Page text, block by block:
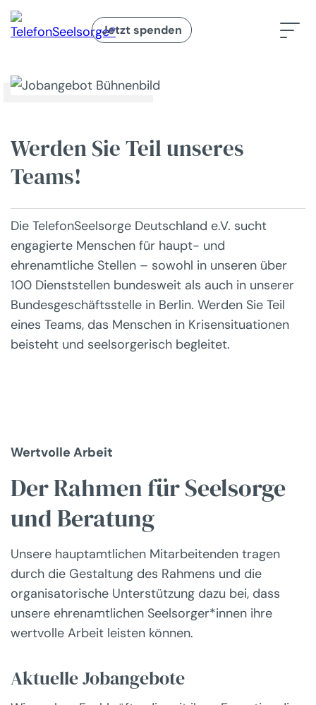
Jetzt spenden
Werden Sie Teil unseres
Teams!
Die TelefonSeelsorge Deutschland e.V. sucht
engagierte Menschen für haupt- und
ehrenamtliche Stellen – sowohl in unseren über
100 Dienststellen bundesweit als auch in unserer
Bundesgeschäftsstelle in Berlin. Werden Sie Teil
eines Teams, das Menschen in Krisensituationen
beisteht und seelsorgerisch begleitet.
Wertvolle Arbeit
Der Rahmen für Seelsorge
und Beratung
Unsere hauptamtlichen Mitarbeitenden tragen
durch die Gestaltung des Rahmens und die
organisatorische Unterstützung dazu bei, dass
unsere ehrenamtlichen Seelsorger*innen ihre
wertvolle Arbeit leisten können.
Aktuelle Jobangebote